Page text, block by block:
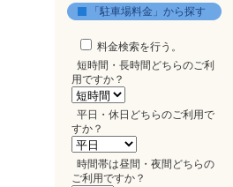
「駐車場料金」から探す
料金検索を行う。
短時間・長時間どちらのご利
用ですか？
平日・休日どちらのご利用で
すか？
時間帯は昼間・夜間どちらの
ご利用ですか？